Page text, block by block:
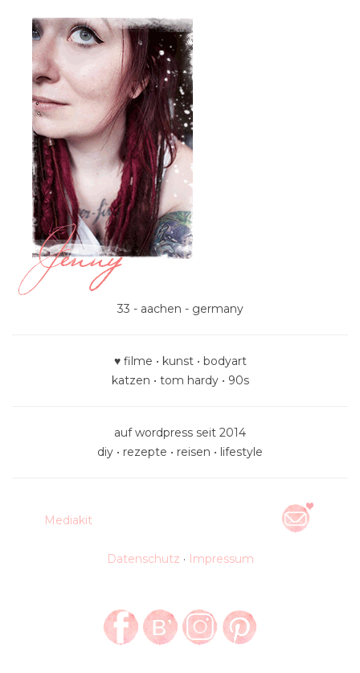
33 - aachen - germany
♥ filme • kunst • bodyart
katzen • tom hardy • 90s
auf wordpress seit 2014
diy • rezepte • reisen • lifestyle
Mediakit
Datenschutz · Impressum